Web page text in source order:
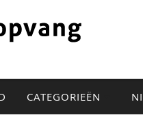
CATEGORIEËN